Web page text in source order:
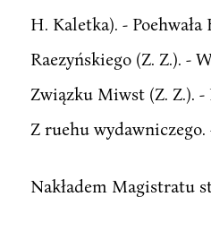
H. Kaletka). - Poehwała
Raezyńskiego (Z. Z.). -
Związku Miwst (Z. Z.).
Z ruehu wydawniczego.
Nakładem Magistratu